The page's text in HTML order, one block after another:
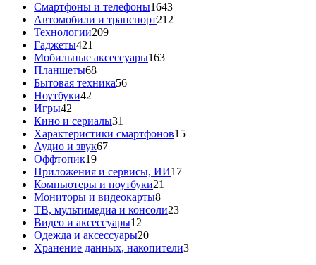
Смартфоны и телефоны1643
Автомобили и транспорт212
Технологии209
Гаджеты421
Мобильные аксессуары163
Планшеты68
Бытовая техника56
Ноутбуки42
Игры42
Кино и сериалы31
Характеристики смартфонов15
Аудио и звук67
Оффтопик19
Приложения и сервисы, ИИ17
Компьютеры и ноутбуки21
Мониторы и видеокарты8
ТВ, мультимедиа и консоли23
Видео и аксессуары12
Одежда и аксессуары20
Хранение данных, накопители3